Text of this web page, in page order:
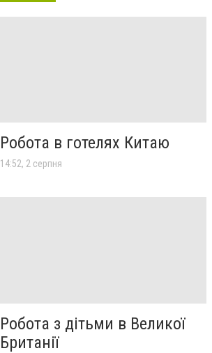
Робота в готелях Китаю
14:52, 2 серпня
Робота з дітьми в Великої
Британії